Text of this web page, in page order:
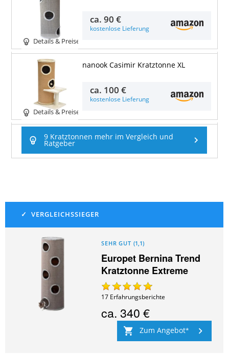
Details & Preise
ca.90 €
kostenlose Lieferung
Details & Preise
nanook Casimir Kratztonne XL
ca. 100 €
kostenlose Lieferung
9 Kratztonnen mehr im Vergleich und
Ratgeber
SEHR GUT (1,1)
Europet Bernina Trend
Kratztonne Extreme
17 Erfahrungsberichte
ca.340 €
Zum Angebot